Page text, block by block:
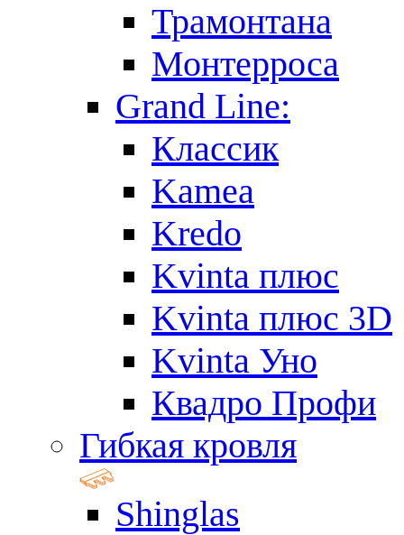
Трамонтана
Монтерроса
Grand Line:
Классик
Kamea
Kredo
Kvinta плюс
Kvinta плюс 3D
Kvinta Уно
Квадро Профи
Гибкая кровля
Shinglas